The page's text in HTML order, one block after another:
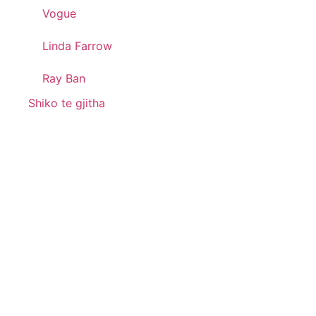
Vogue
Linda Farrow
Ray Ban
Shiko te gjitha